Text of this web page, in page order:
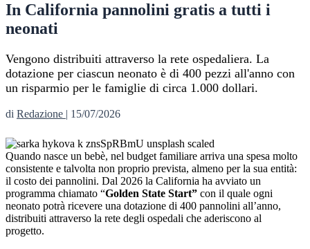
In California pannolini gratis a tutti i
neonati
Vengono distribuiti attraverso la rete ospedaliera. La
dotazione per ciascun neonato è di 400 pezzi all'anno con
un risparmio per le famiglie di circa 1.000 dollari.
di Redazione | 15/07/2026
Quando nasce un bebè, nel budget familiare arriva una spesa molto
consistente e talvolta non proprio prevista, almeno per la sua entità:
il costo dei pannolini. Dal 2026 la California ha avviato un
programma chiamato “Golden State Start” con il quale ogni
neonato potrà ricevere una dotazione di 400 pannolini all’anno,
distribuiti attraverso la rete degli ospedali che aderiscono al
progetto.